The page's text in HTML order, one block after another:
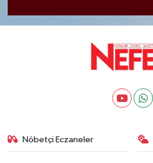
Nöbetçi Eczaneler